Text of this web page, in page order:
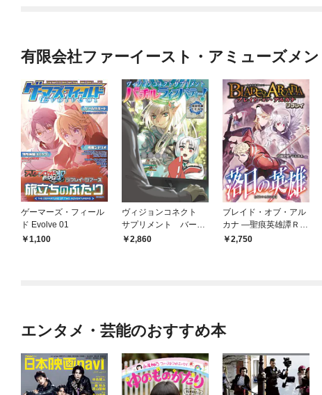
有限会社ファーイースト・アミューズメ
ゲーマーズ・フィール
ド Evolve 01
1,100
ヴィジョンコネクト
サプリメント バーチ
ャルライブパーティ
2,860
ブレイド・オブ・アル
カナ ―聖痕英雄譚ＲＰ
Ｇ― リプレイ 落日の
2,750
エンタメ・芸能のおすすめ本